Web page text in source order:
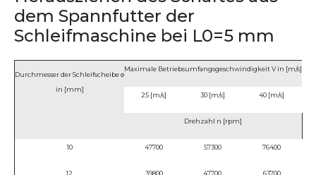
dem Spannfutter der
Schleifmaschine bei L0=5 mm
Durchmesser der Schleifscheibe ø
in [mm]
Maximale Betriebsumfangsgeschwindigkeit V in [m/s]
25 [m/s] 30 [m/s] 40 [m/s]
Drehzahl n [rpm]
10 47700 57300 76400
12 39800 47700 63700